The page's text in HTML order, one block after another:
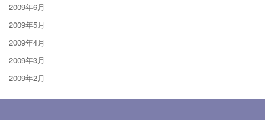
2009年6月
2009年5月
2009年4月
2009年3月
2009年2月